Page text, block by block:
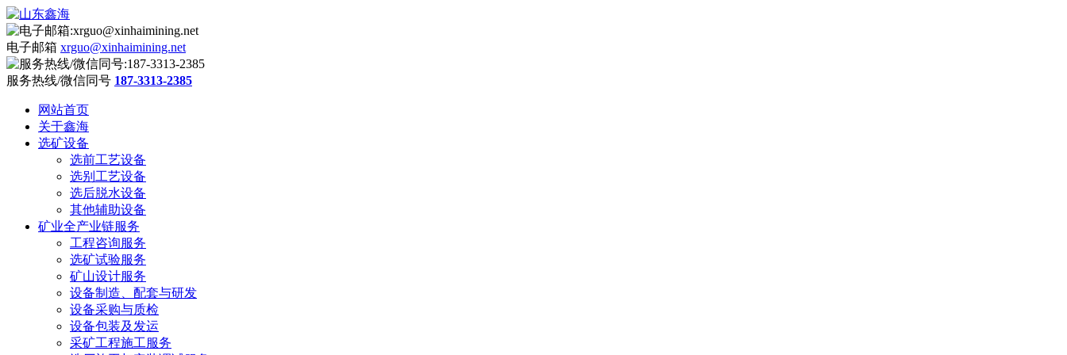
电子邮箱 xrguo@xinhaimining.net
服务热线/微信同号 187-3313-2385
网站首页
关于鑫海
选矿设备
选前工艺设备
选别工艺设备
选后脱水设备
其他辅助设备
矿业全产业链服务
工程咨询服务
选矿试验服务
矿山设计服务
设备制造、配套与研发
设备采购与质检
设备包装及发运
采矿工程施工服务